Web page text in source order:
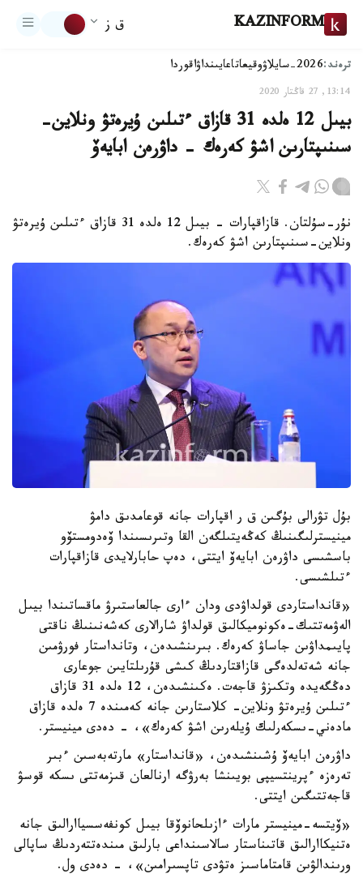
KAZINFORM ق ز
ترەند:2026-سايلاۋ وقيعاتاعايىنداۋاقوردا
13:14, 27 قاڭتار 2020
بيىل 12 ەلدە 31 قازاق ءتىلىن ۇيرەتۋ ونلاين-
سىنىپتارىن اشۋ كەرەك - داۋرەن ابايەۆ
نۇر-سۇلتان. قازاقپارات - بيىل 12 ەلدە 31 قازاق ءتىلىن ۇيرەتۋ
ونلاين-سىنىپتارىن اشۋ كەرەك.
بۇل تۋرالى بۇگىن ق ر اقپارات جانە قوعامدىق دامۋ
مينيسترلىگىنىڭ كەڭەيتىلگەن القا وتىرىسىندا ۆەدومستۆو
باسشىسى داۋرەن ابايەۆ ايتتى، دەپ حابارلايدى قازاقپارات
ءتىلشىسى.
«قانداستاردى قولداۋدى ودان ءارى جالعاستىرۋ ماقساتىندا بيىل
الەۋمەتتىك-ەكونوميكالىق قولداۋ شارالارى كەشەنىنىڭ ناقتى
پايىمداۋىن جاساۋ كەرەك. بىرىنشىدەن، وتانداستار فورۋمىن
جانە شەتەلدەگى قازاقتاردىڭ كىشى قۇرىلتايىن جوعارى
دەڭگەيدە وتكىزۋ قاجەت. ەكىنشىدەن، 12 ەلدە 31 قازاق
ءتىلىن ۇيرەتۋ ونلاين- كلاستارىن جانە كەمىندە 7 ەلدە قازاق
مادەني-ىسكەرلىك ۇيلەرىن اشۋ كەرەك»، - دەدى مينيستر.
داۋرەن ابايەۆ ۇشىنشىدەن، «قانداستار» مارتەبەسىن ءبىر
تەرەزە ءپرينتسيپى بويىنشا بەرۋگە ارنالعان قىزمەتتى ىسكە قوسۋ
قاجەتتىگىن ايتتى.
«ۆيتسە-مينيستر مارات ءازىلحانوۆقا بيىل كونفەسسياارالىق جانە
ەتنيكاارالىق قاتىناستار سالاسىنداعى بارلىق مىندەتتەردىڭ ساپالى
ورىندالۋىن قامتاماسىز ەتۋدى تاپسىرامىن»، - دەدى ول.